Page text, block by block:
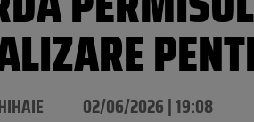
02/06/2026 | 19:08